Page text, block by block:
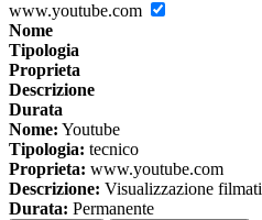
www.youtube.com
Nome
Tipologia
Proprieta
Descrizione
Durata
Nome: Youtube
Tipologia: tecnico
Proprieta: www.youtube.com
Descrizione: Visualizzazione filmati
Durata: Permanente